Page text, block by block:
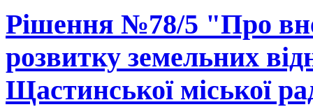
Рішення №78/5 "Про
розвитку земельних
Щастинської міської